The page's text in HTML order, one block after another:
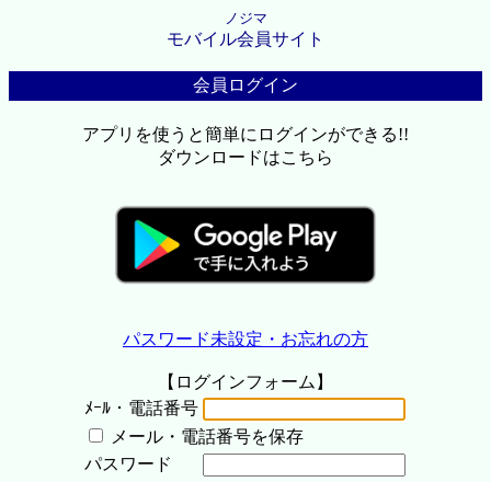
ノジマ
モバイル会員サイト
会員ログイン
アプリを使うと簡単にログインができる!!
ダウンロードはこちら
パスワード未設定・お忘れの方
【ログインフォーム】
ﾒｰﾙ・電話番号
メール・電話番号を保存
パスワード